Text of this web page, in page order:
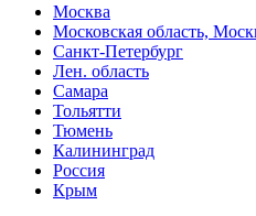
Москва
Московская область,
Санкт-Петербург
Лен. область
Самара
Тольятти
Тюмень
Калининград
Россия
Крым